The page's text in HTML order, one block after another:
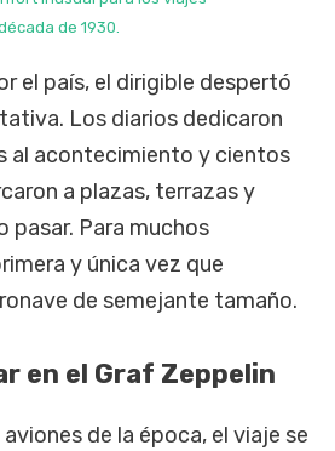
de 1930.
el país, el dirigible despertó
Los diarios dedicaron
al acontecimiento y cientos
a plazas, terrazas y
pasar. Para muchos
y única vez que
de semejante tamaño.
en el Graf Zeppelin
de la época, el viaje se